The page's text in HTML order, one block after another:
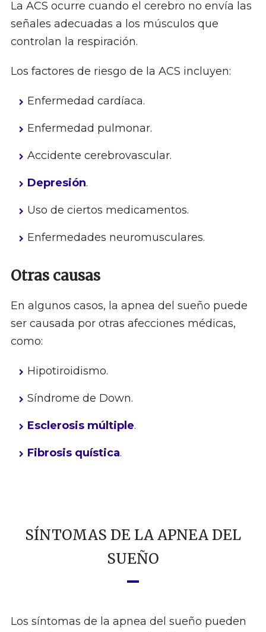
La ACS ocurre cuando el cerebro no envía las
señales adecuadas a los músculos que
controlan la respiración.
Los factores de riesgo de la ACS incluyen:
Enfermedad cardíaca.
Enfermedad pulmonar.
Accidente cerebrovascular.
Depresión.
Uso de ciertos medicamentos.
Enfermedades neuromusculares.
Otras causas
En algunos casos, la apnea del sueño puede
ser causada por otras afecciones médicas,
como:
Hipotiroidismo.
Síndrome de Down.
Esclerosis múltiple.
Fibrosis quística.
SÍNTOMAS DE LA APNEA DEL
SUEÑO
Los síntomas de la apnea del sueño pueden